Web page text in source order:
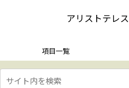
アリストテレ
項目一覧